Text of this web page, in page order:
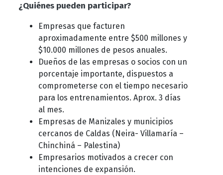
¿Quiénes pueden participar?
Empresas que facturen
aproximadamente entre $500 millones y
$10.000 millones de pesos anuales.
Dueños de las empresas o socios con un
porcentaje importante, dispuestos a
comprometerse con el tiempo necesario
para los entrenamientos. Aprox. 3 días
al mes.
Empresas de Manizales y municipios
cercanos de Caldas (Neira- Villamaría –
Chinchiná – Palestina)
Empresarios motivados a crecer con
intenciones de expansión.